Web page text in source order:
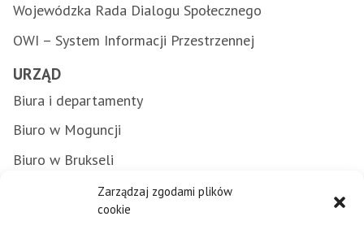
Zarządzaj zgodami plików
cookie
Wojewódzka Rada Dialogu Społecznego
OWI – System Informacji Przestrzennej
URZĄD
Biura i departamenty
Biuro w Moguncji
Biuro w Brukseli
Załatwianie spraw w urzędzie
Zamówienia publiczne